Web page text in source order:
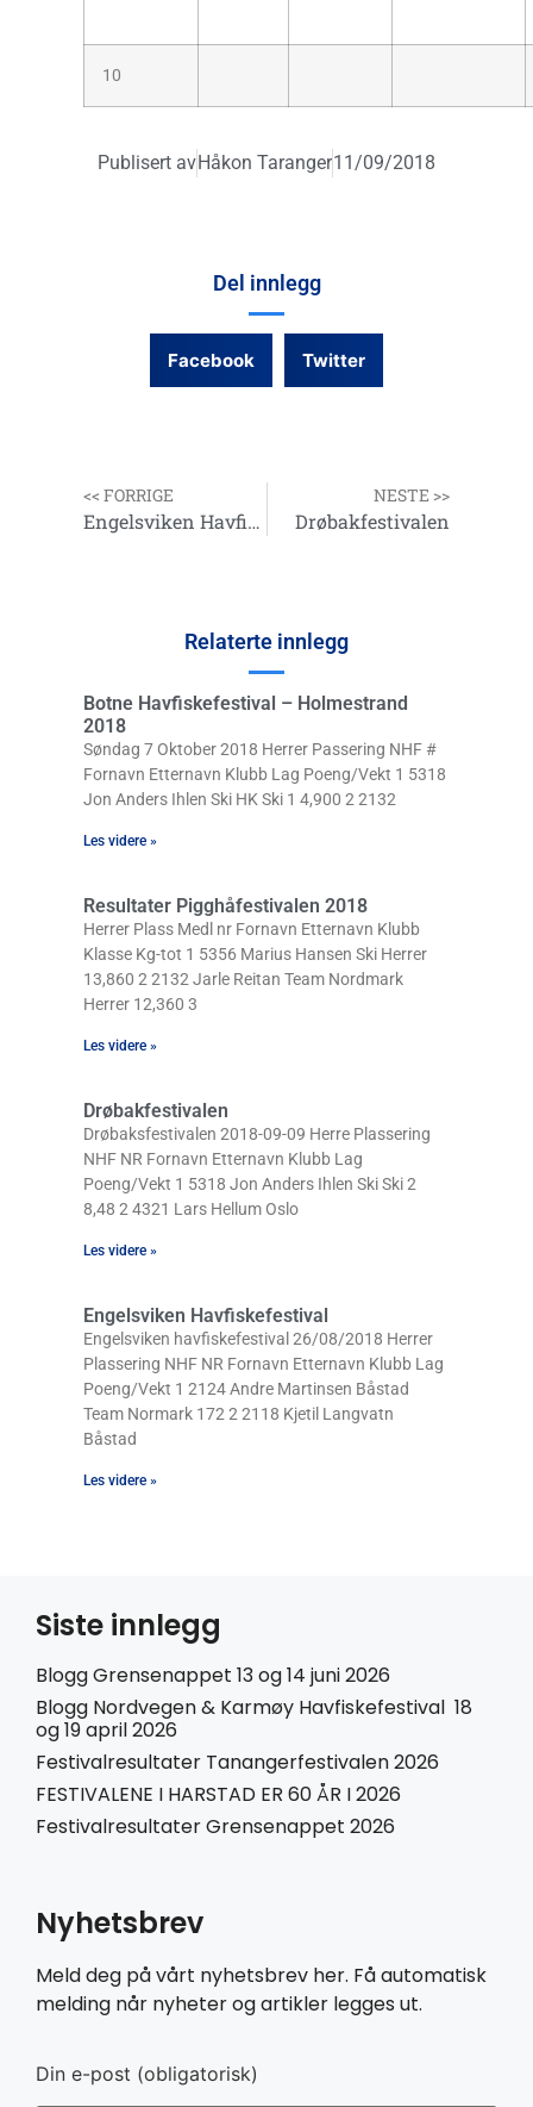
10
Publisert avHåkon Taranger11/09/2018
Del innlegg
Facebook Twitter
<< FORRIGE
Engelsviken Havfiskefestival
NESTE >>
Drøbakfestivalen
Relaterte innlegg
Botne Havfiskefestival – Holmestrand
2018
Søndag 7 Oktober 2018 Herrer Passering NHF #
Fornavn Etternavn Klubb Lag Poeng/Vekt 1 5318
Jon Anders Ihlen Ski HK Ski 1 4,900 2 2132
Les videre »
Resultater Pigghåfestivalen 2018
Herrer Plass Medl nr Fornavn Etternavn Klubb
Klasse Kg-tot 1 5356 Marius Hansen Ski Herrer
13,860 2 2132 Jarle Reitan Team Nordmark
Herrer 12,360 3
Les videre »
Drøbakfestivalen
Drøbaksfestivalen 2018-09-09 Herre Plassering
NHF NR Fornavn Etternavn Klubb Lag
Poeng/Vekt 1 5318 Jon Anders Ihlen Ski Ski 2
8,48 2 4321 Lars Hellum Oslo
Les videre »
Engelsviken Havfiskefestival
Engelsviken havfiskefestival 26/08/2018 Herrer
Plassering NHF NR Fornavn Etternavn Klubb Lag
Poeng/Vekt 1 2124 Andre Martinsen Båstad
Team Normark 172 2 2118 Kjetil Langvatn
Båstad
Les videre »
Siste innlegg
Blogg Grensenappet 13 og 14 juni 2026
Blogg Nordvegen & Karmøy Havfiskefestival 18
og 19 april 2026
Festivalresultater Tanangerfestivalen 2026
FESTIVALENE I HARSTAD ER 60 ÅR I 2026
Festivalresultater Grensenappet 2026
Nyhetsbrev
Meld deg på vårt nyhetsbrev her. Få automatisk
melding når nyheter og artikler legges ut.
Din e-post (obligatorisk)